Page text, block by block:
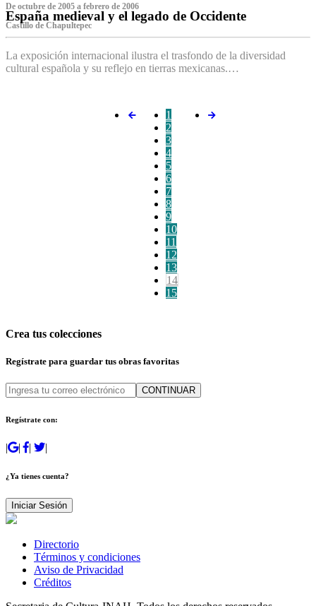
De octubre de 2005 a febrero de 2006
España medieval y el legado de Occidente
Castillo de Chapultepec
La exposición internacional ilustra el trasfondo de la diversidad
cultural española y su reflejo en tierras mexicanas.…
1
2
3
4
5
6
7
8
9
10
11
12
13
14
15
Crea tus colecciones
Regístrate para guardar tus obras favoritas
CONTINUAR
Regístrate con:
| | | |
¿Ya tienes cuenta?
Iniciar Sesión
Directorio
Términos y condiciones
Aviso de Privacidad
Créditos